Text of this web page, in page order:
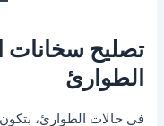
تصليح سخانات
الطوارئ
في حالات الطوارئ،